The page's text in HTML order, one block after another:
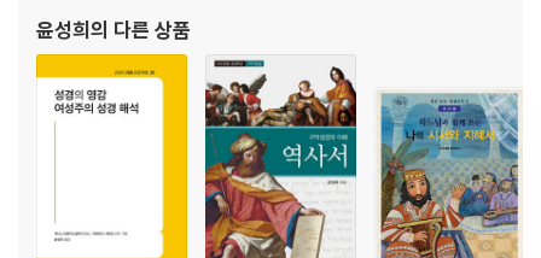
가드 지파와 르우벤 지파가 제시한 중재안 32,1-42 _116
탈출 1세대의 이동 기록 33,1-56 _117
가나안 땅의 경계 34,1-29 _119
레위인들의 성읍과 도피 성읍 35,1-34 _119
맺음말 36,13 _121
신명기 입문
윤성희의 다른 상품